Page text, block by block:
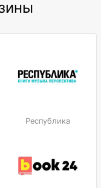
Республика